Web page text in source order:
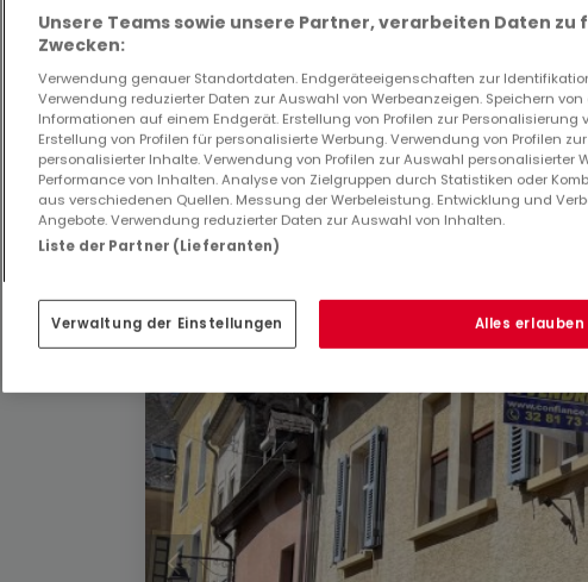
Renditeobjektzum KaufinEchternach
1.150.000 €
302 m²
Unsere Teams sowie unsere Partner, verarbeiten Daten zu
Zwecken:
Verwendung genauer Standortdaten. Endgeräteeigenschaften zur
Verwendung reduzierter Daten zur Auswahl von Werbeanzeigen. Speichern
Informationen auf einem Endgerät. Erstellung von Profilen zur Personalisierung
Erstellung von Profilen für personalisierte Werbung. Verwendung von Profilen
personalisierter Inhalte. Verwendung von Profilen zur Auswahl personalisierter
Performance von Inhalten. Analyse von Zielgruppen durch Statistiken oder
aus verschiedenen Quellen. Messung der Werbeleistung. Entwicklung und
Angebote. Verwendung reduzierter Daten zur Auswahl von Inhalten.
Liste der Partner (Lieferanten)
Verwaltung der Einstellungen Alles erlauben